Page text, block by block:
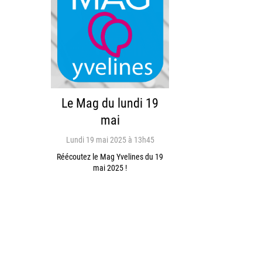
Le Mag du lundi 19
mai
Lundi 19 mai 2025 à 13h45
Réécoutez le Mag Yvelines du 19
mai 2025 !